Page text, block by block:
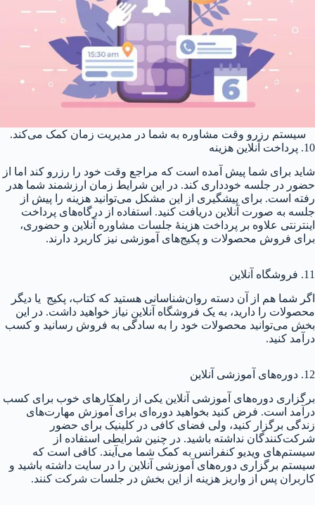
سیستم رزرو وقت مشاوره به شما در مدیریت زمان کمک می‌کند.
10. پرداخت آنلاین هزینه
شاید برای شما پیش آمده است که مراجع وقت خود را رزرو کند اما از
حضور در جلسه خودداری کند. در این شرایط زمان ارزشمند شما هدر
رفته است. برای پیشگیری از این مشکل می‌توانید هزینه را پیش از
جلسه به صورت آنلاین دریافت کنید. استفاده از درگاه‌های پرداخت
اینترنتی علاوه بر پرداخت هزینهٔ جلسات مشاوره آنلاین و حضوری،
برای فروش محصولات و پکیج‌های آموزشی نیز کاربرد دارند.
11. فروشگاه آنلاین
اگر شما هم از آن دسته روان‌شناسانی هستید که کتاب، پکیج یا دیگر
محصولات را دارید، به یک فروشگاه آنلاین نیاز خواهید داشت. در این
بخش می‌توانید محصولات خود را به سادگی به فروش رسانید و کسب
درآمد کنید.
12. دوره‌های آموزشی آنلاین
برگزاری دوره‌های آموزشی آنلاین یکی از راهکارهای خوب برای کسب
درآمد است. فرض کنید بخواهید دوره‌ای برای آموزش مهارت‌های
زندگی برگزار کنید، ولی فضای کافی در کلینیک برای حضور
شرکت‌کنندگان نداشته باشید. در چنین شرایطی استفاده از
سیستم‌های ویدیو کنفرانس به کمک شما می‌آیند. کافی است که
سیستم برگزاری دوره‌های آموزشی آنلاین را در سایت داشته باشید و
کاربران پس از واریز هزینه از این بخش در جلسات شرکت کنند.